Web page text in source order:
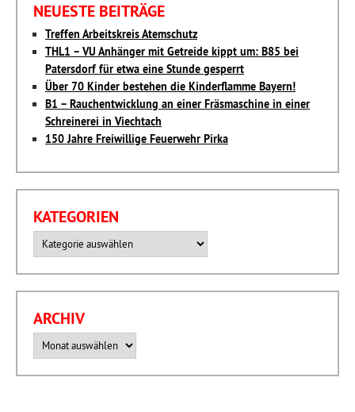
NEUESTE BEITRÄGE
Treffen Arbeitskreis Atemschutz
THL1 – VU Anhänger mit Getreide kippt um: B85 bei
Patersdorf für etwa eine Stunde gesperrt
Über 70 Kinder bestehen die Kinderflamme Bayern!
B1 – Rauchentwicklung an einer Fräsmaschine in einer
Schreinerei in Viechtach
150 Jahre Freiwillige Feuerwehr Pirka
KATEGORIEN
ARCHIV